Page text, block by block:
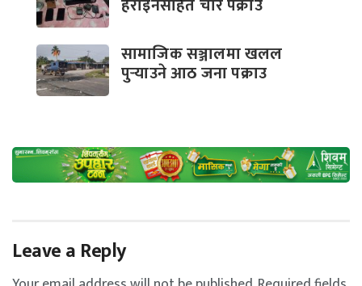
सामाजिक सञ्जालमा खलल
पुर्‍याउने आठ जना पक्राउ
Leave a Reply